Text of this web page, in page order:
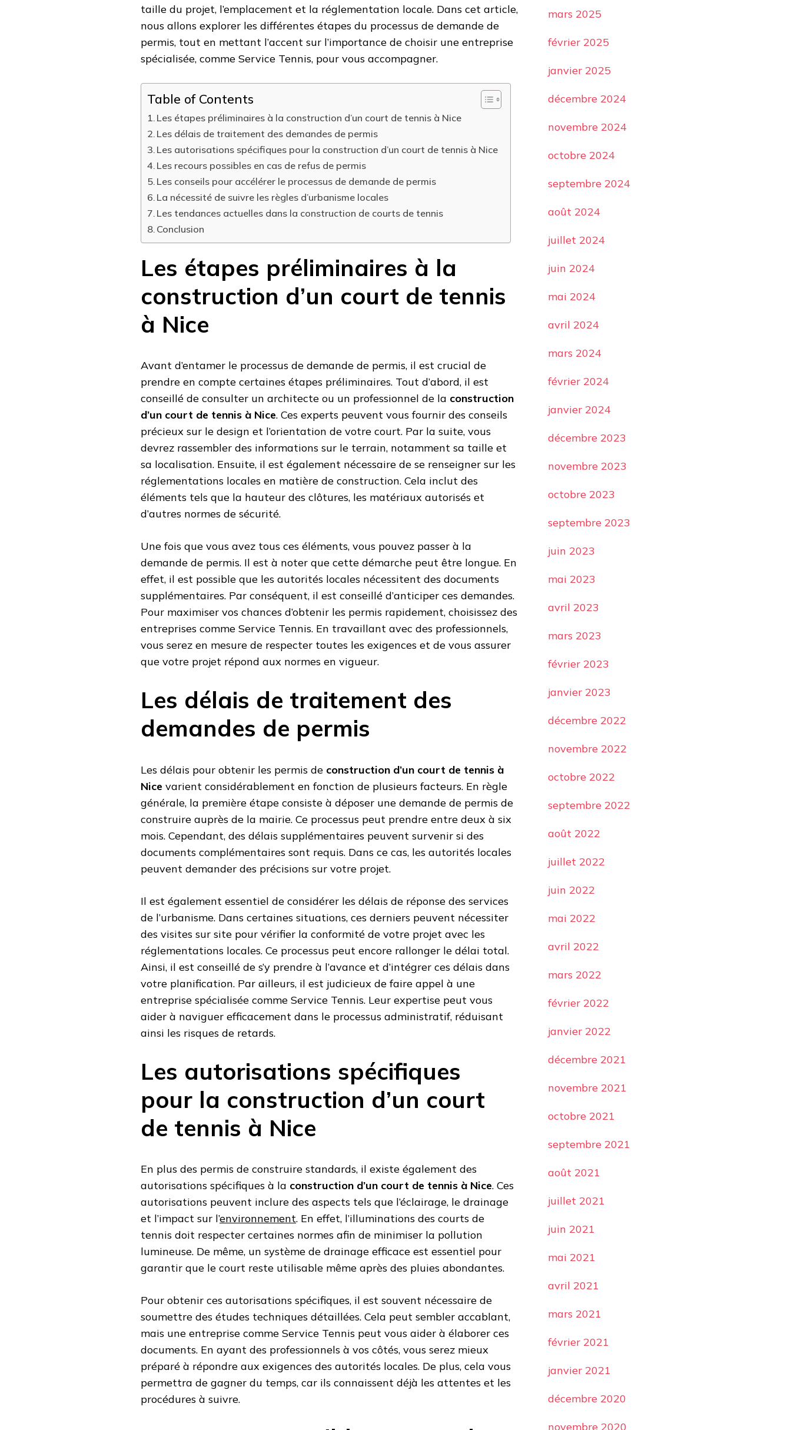
taille du projet, l’emplacement et la réglementation locale. Dans cet article,
nous allons explorer les différentes étapes du processus de demande de
permis, tout en mettant l’accent sur l’importance de choisir une entreprise
spécialisée, comme Service Tennis, pour vous accompagner.
Table of Contents
Les étapes préliminaires à la construction d’un court de tennis à Nice
Les délais de traitement des demandes de permis
Les autorisations spécifiques pour la construction d’un court de tennis à Nice
Les recours possibles en cas de refus de permis
Les conseils pour accélérer le processus de demande de permis
La nécessité de suivre les règles d’urbanisme locales
Les tendances actuelles dans la construction de courts de tennis
Conclusion
Les étapes préliminaires à la
construction d’un court de tennis
à Nice
Avant d’entamer le processus de demande de permis, il est crucial de
prendre en compte certaines étapes préliminaires. Tout d’abord, il est
conseillé de consulter un architecte ou un professionnel de la construction
d’un court de tennis à Nice. Ces experts peuvent vous fournir des conseils
précieux sur le design et l’orientation de votre court. Par la suite, vous
devrez rassembler des informations sur le terrain, notamment sa taille et
sa localisation. Ensuite, il est également nécessaire de se renseigner sur les
réglementations locales en matière de construction. Cela inclut des
éléments tels que la hauteur des clôtures, les matériaux autorisés et
d’autres normes de sécurité.
Une fois que vous avez tous ces éléments, vous pouvez passer à la
demande de permis. Il est à noter que cette démarche peut être longue. En
effet, il est possible que les autorités locales nécessitent des documents
supplémentaires. Par conséquent, il est conseillé d’anticiper ces demandes.
Pour maximiser vos chances d’obtenir les permis rapidement, choisissez des
entreprises comme Service Tennis. En travaillant avec des professionnels,
vous serez en mesure de respecter toutes les exigences et de vous assurer
que votre projet répond aux normes en vigueur.
Les délais de traitement des
demandes de permis
Les délais pour obtenir les permis de construction d’un court de tennis à
Nice varient considérablement en fonction de plusieurs facteurs. En règle
générale, la première étape consiste à déposer une demande de permis de
construire auprès de la mairie. Ce processus peut prendre entre deux à six
mois. Cependant, des délais supplémentaires peuvent survenir si des
documents complémentaires sont requis. Dans ce cas, les autorités locales
peuvent demander des précisions sur votre projet.
Il est également essentiel de considérer les délais de réponse des services
de l’urbanisme. Dans certaines situations, ces derniers peuvent nécessiter
des visites sur site pour vérifier la conformité de votre projet avec les
réglementations locales. Ce processus peut encore rallonger le délai total.
Ainsi, il est conseillé de s’y prendre à l’avance et d’intégrer ces délais dans
votre planification. Par ailleurs, il est judicieux de faire appel à une
entreprise spécialisée comme Service Tennis. Leur expertise peut vous
aider à naviguer efficacement dans le processus administratif, réduisant
ainsi les risques de retards.
Les autorisations spécifiques
pour la construction d’un court
de tennis à Nice
En plus des permis de construire standards, il existe également des
autorisations spécifiques à la construction d’un court de tennis à Nice. Ces
autorisations peuvent inclure des aspects tels que l’éclairage, le drainage
et l’impact sur l’environnement. En effet, l’illuminations des courts de
tennis doit respecter certaines normes afin de minimiser la pollution
lumineuse. De même, un système de drainage efficace est essentiel pour
garantir que le court reste utilisable même après des pluies abondantes.
Pour obtenir ces autorisations spécifiques, il est souvent nécessaire de
soumettre des études techniques détaillées. Cela peut sembler accablant,
mais une entreprise comme Service Tennis peut vous aider à élaborer ces
documents. En ayant des professionnels à vos côtés, vous serez mieux
préparé à répondre aux exigences des autorités locales. De plus, cela vous
permettra de gagner du temps, car ils connaissent déjà les attentes et les
procédures à suivre.
mars 2025
février 2025
janvier 2025
décembre 2024
novembre 2024
octobre 2024
septembre 2024
août 2024
juillet 2024
juin 2024
mai 2024
avril 2024
mars 2024
février 2024
janvier 2024
décembre 2023
novembre 2023
octobre 2023
septembre 2023
juin 2023
mai 2023
avril 2023
mars 2023
février 2023
janvier 2023
décembre 2022
novembre 2022
octobre 2022
septembre 2022
août 2022
juillet 2022
juin 2022
mai 2022
avril 2022
mars 2022
février 2022
janvier 2022
décembre 2021
novembre 2021
octobre 2021
septembre 2021
août 2021
juillet 2021
juin 2021
mai 2021
avril 2021
mars 2021
février 2021
janvier 2021
décembre 2020
novembre 2020